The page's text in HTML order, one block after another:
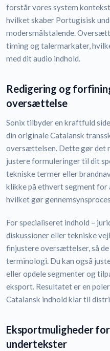
forstår vores system
hvilket skaber Portugisisk
modersmålstalende.
timing og talermarkater,
med dit audio indhold.
Redigering og
oversættelse
Sonix tilbyder en kraftfuld
din originale Catalansk
oversættelsen. Dette gør det
justere formuleringer til dit
tekniske termer eller
klikke på ethvert segment for
hvilket gør
For specialiseret indhold –
diskussioner eller tekniske
finjustere oversættelser, så
terminologi. Du kan også
eller opdele segmenter og
eksport. Resultatet er en
Catalansk indhold klar til
Eksportmuligheder
undertekster